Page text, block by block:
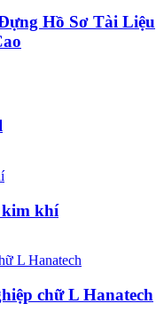
Hồ Sơ Tài Liệu
kim khí
chữ L Hanatech